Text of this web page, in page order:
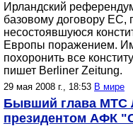
Ирландский
базовому договору ЕС,
несостоявшуюся
Европы поражением.
похоронить все
пишет Berliner Zeitung.
29 мая 2008 г., 18:53 В мире
Бывший глава МТС
президентом АФК